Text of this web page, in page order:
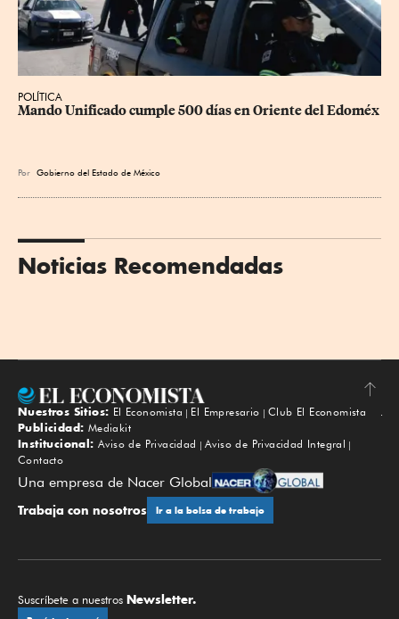
POLÍTICA
Mando Unificado cumple 500 días en Oriente del Edoméx
Por Gobierno del Estado de México
Noticias Recomendadas
Subir
Nuestros Sitios: El Economista El Empresario
Club El Economista
Publicidad: Mediakit
Institucional: Aviso de Privacidad
Aviso de Privacidad Integral
Contacto
Una empresa de Nacer Global
Trabaja con nosotros Ir a la bolsa de trabajo
Suscríbete a nuestros Newsletter.